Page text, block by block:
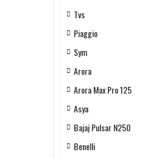
Tvs
Piaggio
Sym
Arora
Arora Max Pro 125
Asya
Bajaj Pulsar N250
Benelli